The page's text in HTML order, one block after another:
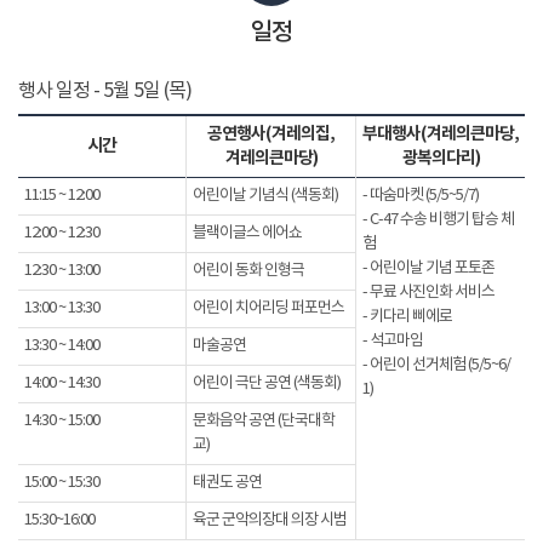
일정
행사 일정 - 5월 5일 (목)
시간
공연행사(겨레의집,
겨레의큰마당)
부대행사(겨레의큰마당,
광복의다리)
11:15 ~ 12:00 어린이날 기념식 (색동회)
- 따숨마켓 (5/5~5/7)
- C-47 수송 비행기 탑승 체
험
- 어린이날 기념 포토존
- 무료 사진인화 서비스
- 키다리 삐에로
- 석고마임
- 어린이 선거체험 (5/5~6/
1)
12:00 ~ 12:30 블랙이글스 에어쇼
12:30 ~ 13:00 어린이 동화 인형극
13:00 ~ 13:30 어린이 치어리딩 퍼포먼스
13:30 ~ 14:00 마술공연
14:00 ~ 14:30 어린이 극단 공연 (색동회)
14:30 ~ 15:00
문화음악 공연 (단국대학
교)
15:00 ~ 15:30 태권도 공연
15:30~16:00 육군 군악의장대 의장 시범